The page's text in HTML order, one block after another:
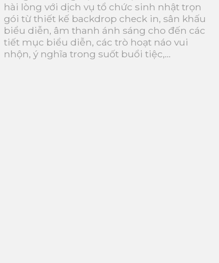
hài lòng với dịch vụ tổ chức sinh nhật trọn
gói từ thiết kế backdrop check in, sân khấu
biểu diễn, âm thanh ánh sáng cho đến các
tiết mục biểu diễn, các trò hoạt náo vui
nhộn, ý nghĩa trong suốt buổi tiệc,…